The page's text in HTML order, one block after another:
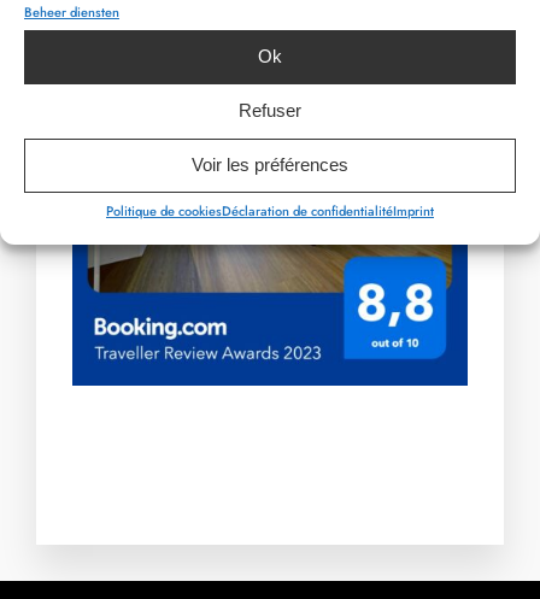
Beheer diensten
Ok
Refuser
Voir les préférences
Politique de cookiesDéclaration de confidentialitéImprint
PREVIOUS ARTICLE NEXT ARTICLE